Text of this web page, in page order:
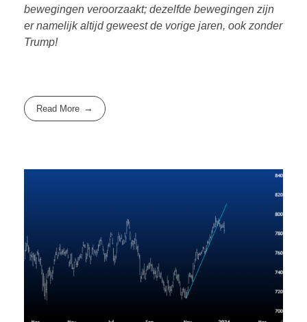
bewegingen veroorzaakt; dezelfde bewegingen zijn
er namelijk altijd geweest de vorige jaren, ook zonder
Trump!
Read More